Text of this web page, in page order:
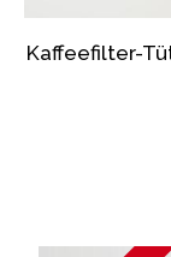
Kaffeefilter-